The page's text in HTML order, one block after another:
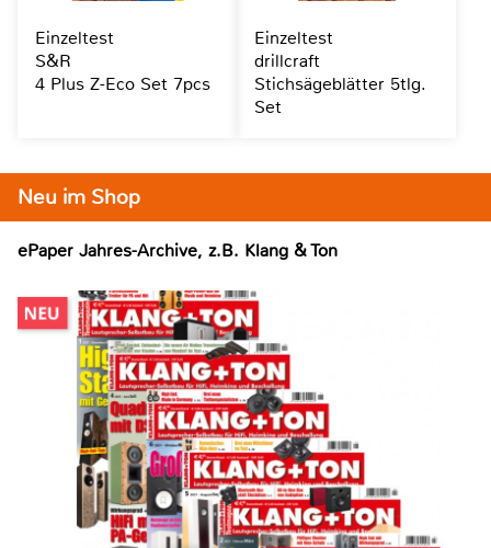
Neu im Shop
ePaper Jahres-Archive, z.B. Klang & Ton
Einzeltest
S&R
4 Plus Z-Eco Set 7pcs
Einzeltest
drillcraft
Stichsägeblätter 5tlg.
Set